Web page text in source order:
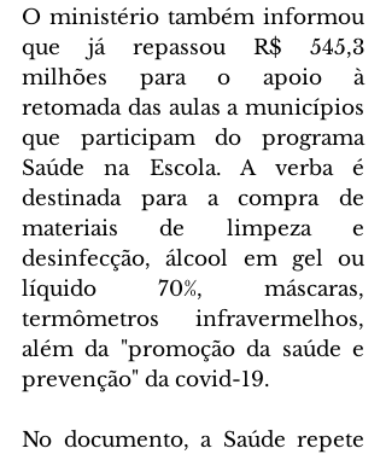
O ministério também informou
que já repassou R$ 545,3
milhões para o apoio à
retomada das aulas a municípios
que participam do programa
Saúde na Escola. A verba é
destinada para a compra de
materiais de limpeza e
desinfecção, álcool em gel ou
líquido 70%, máscaras,
termômetros infravermelhos,
além da "promoção da saúde e
prevenção" da covid-19.
No documento, a Saúde repete